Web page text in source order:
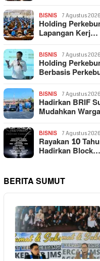
BISNIS 7 Agustus 2026
Holding
Lapangan Kerj…
BISNIS 7 Agustus 2026
Holding
Berbasis
BISNIS 7 Agustus 2026
Hadirkan BRIF
Mudahkan
BISNIS 7 Agustus 2026
Rayakan 10
Hadirkan Block…
BERITA SUMUT